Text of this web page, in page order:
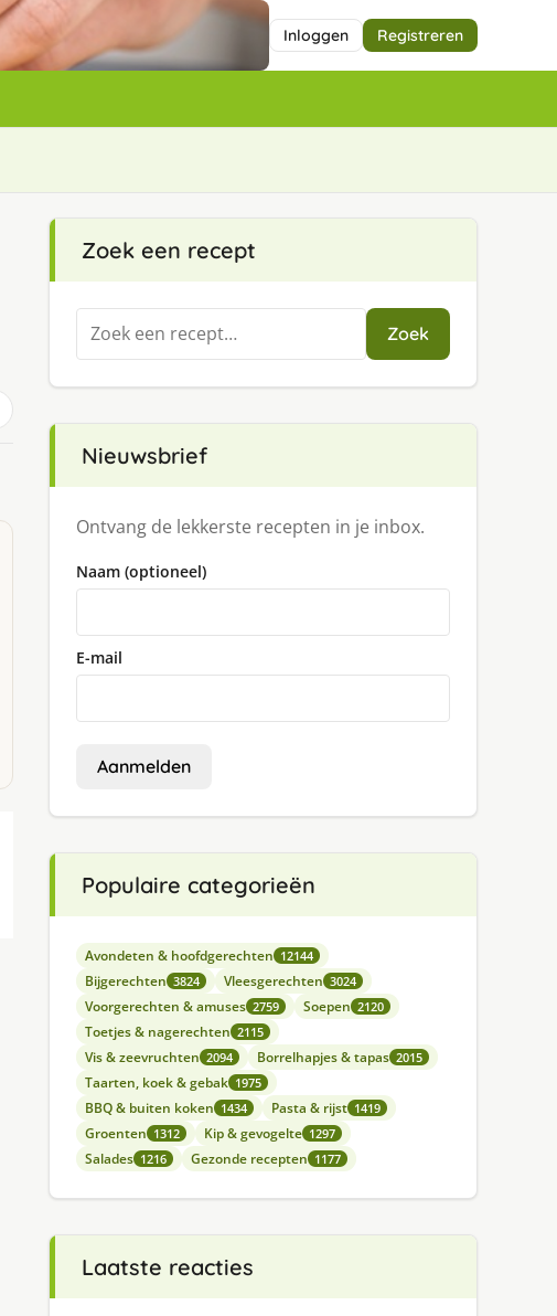
Inloggen Registreren
Zoek een recept
Zoeken
naar:
Zoek
Nieuwsbrief
Ontvang de lekkerste recepten in je inbox.
Naam (optioneel)
E-mail
Aanmelden
Populaire categorieën
Avondeten & hoofdgerechten 12144
Bijgerechten 3824 Vleesgerechten 3024
Voorgerechten & amuses 2759 Soepen 2120
Toetjes & nagerechten 2115
Vis & zeevruchten 2094 Borrelhapjes & tapas 2015
Taarten, koek & gebak 1975
BBQ & buiten koken 1434 Pasta & rijst 1419
Groenten 1312 Kip & gevogelte 1297
Salades 1216 Gezonde recepten 1177
Laatste reacties